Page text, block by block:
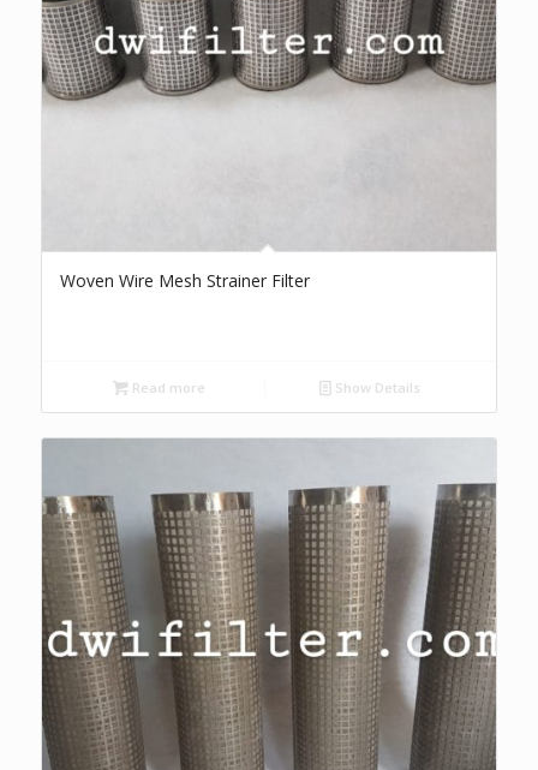
Woven Wire Mesh Strainer Filter
Read more Show Details